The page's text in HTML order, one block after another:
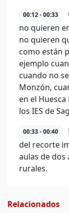
00:12 - 00:33
no quieren
no quieren
como están
ejemplo
cuando no
Monzón,
en el
los IES de
00:33 - 00:40
del recorte
aulas de dos
rurales.
Relacionados